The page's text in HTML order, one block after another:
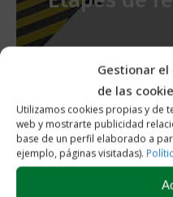
Gestionar
de las
Utilizamos cookies propias y de
web y mostrarte publicidad
base de un perfil elaborado a
ejemplo, páginas visitadas).